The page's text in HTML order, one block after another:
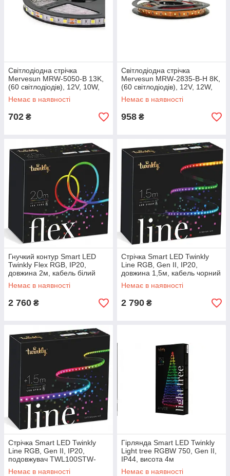
Світлодіодна стрічка
Mervesun MRW-5050-B 13K,
(60 світлодіодів), 12V, 10W,
IP20, під паяння, 10 метрів
Немає в наявності
702 ₴
Світлодіодна стрічка
Mervesun MRW-2835-B-H 8K,
(60 світлодіодів), 12V, 12W,
IP20, під паяння, 10 метрів
Немає в наявності
958 ₴
Гнучкий контур Smart LED
Twinkly Flex RGB, IP20,
довжина 2м, кабель білий
Немає в наявності
2 760 ₴
Стрічка Smart LED Twinkly
Line RGB, Gen II, IP20,
довжина 1,5м, кабель чорний
Немає в наявності
2 790 ₴
Стрічка Smart LED Twinkly
Line RGB, Gen II, IP20,
подовжувач TWL100STW-
BEU 1.5м, кабель чорний
Немає в наявності
Гірлянда Smart LED Twinkly
Light tree RGBW 750, Gen II,
IP44, висота 4м
Немає в наявності